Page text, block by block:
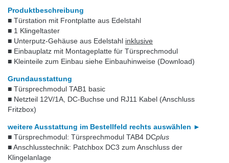
Produktbeschreibung
■ Türstation mit Frontplatte aus Edelstahl
■ 1 Klingeltaster
■ Unterputz-Gehäuse aus Edelstahl inklusive
■ Einbauplatz mit Montageplatte für Türsprechmodul
■ Kleinteile zum Einbau siehe Einbauhinweise (Download)
Grundausstattung
■ Türsprechmodul TAB1 basic
■ Netzteil 12V/1A, DC-Buchse und RJ11 Kabel (Anschluss
Fritzbox)
weitere Ausstattung im Bestellfeld rechts auswählen ►
■ Türsprechmodul: Türsprechmodul TAB4 DCplus
■ Anschlusstechnik: Patchbox DC3 zum Anschluss der
Klingelanlage